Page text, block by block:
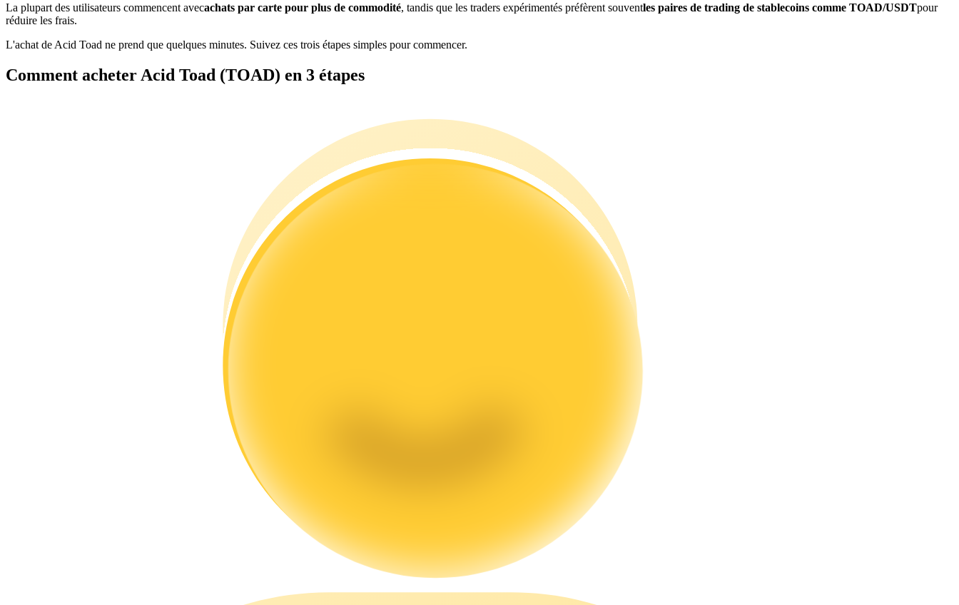
Copie de Trading
Rejoignez les meilleurs traders
Profitez du partage des bénéfices et des commissions de copy trading
Analyse de mégadonnées, y compris des informations commerciales, etc.
La plupart des utilisateurs commencent avecachats par carte pour plus de commodité, tandis que les traders expérimentés préfèrent souventles paires de trading de stablecoins comme TOAD/USDTpour
réduire les frais.
L'achat de Acid Toad ne prend que quelques minutes. Suivez ces trois étapes simples pour commencer.
Comment acheter Acid Toad (TOAD) en 3 étapes